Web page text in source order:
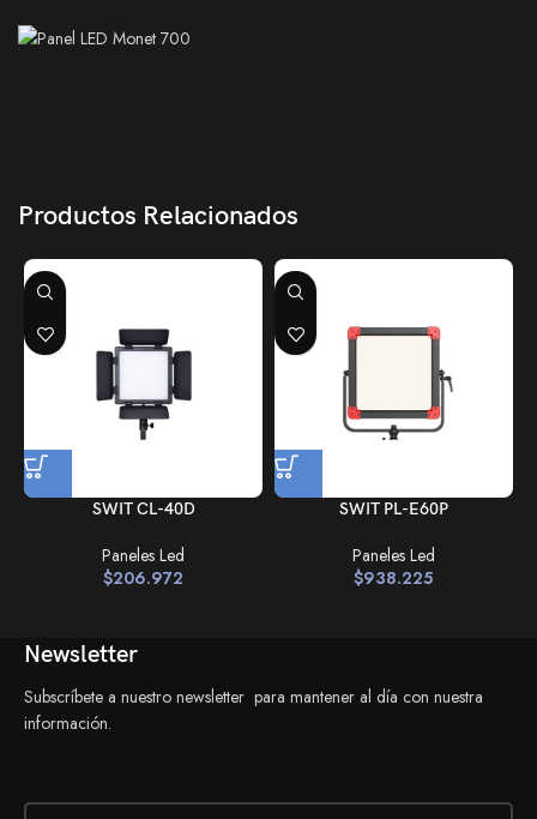
Productos Relacionados
SWIT CL-40D
Paneles Led
$206.972
SWIT PL-E60P
Paneles Led
$938.225
Newsletter
Subscríbete a nuestro newsletter para mantener al día con nuestra
información.